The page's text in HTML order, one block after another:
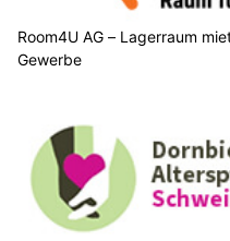
Room4U AG – Lagerraum
Gewerbe